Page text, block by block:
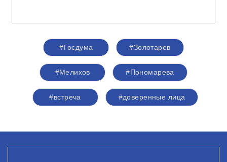
#Госдума #Золотарев
#Мелихов #Пономарева
#встреча #доверенные лица